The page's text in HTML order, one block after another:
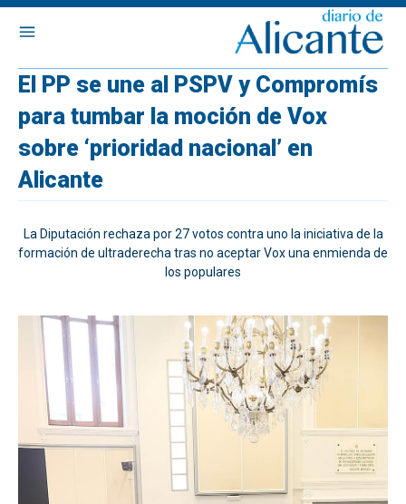
El PP se une al PSPV y Compromís
para tumbar la moción de Vox
sobre ‘prioridad nacional’ en
Alicante
La Diputación rechaza por 27 votos contra uno la iniciativa de la
formación de ultraderecha tras no aceptar Vox una enmienda de
los populares